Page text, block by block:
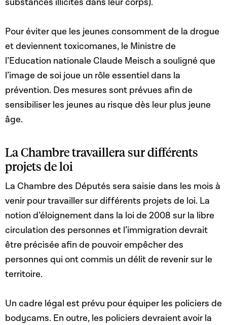
Pour éviter que les jeunes consomment de la drogue
et deviennent toxicomanes, le Ministre de
l’Education nationale Claude Meisch a souligné que
l’image de soi joue un rôle essentiel dans la
prévention. Des mesures sont prévues afin de
sensibiliser les jeunes au risque dès leur plus jeune
âge.
La Chambre travaillera sur différents
projets de loi
La Chambre des Députés sera saisie dans les mois à
venir pour travailler sur différents projets de loi. La
notion d’éloignement dans la loi de 2008 sur la libre
circulation des personnes et l’immigration devrait
être précisée afin de pouvoir empêcher des
personnes qui ont commis un délit de revenir sur le
territoire.
Un cadre légal est prévu pour équiper les policiers de
bodycams. En outre, les policiers devraient avoir la